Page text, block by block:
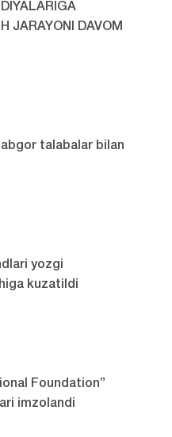
JARAYONI DAVOM
talabalar bilan
yozgi
kuzatildi
Foundation”
imzolandi